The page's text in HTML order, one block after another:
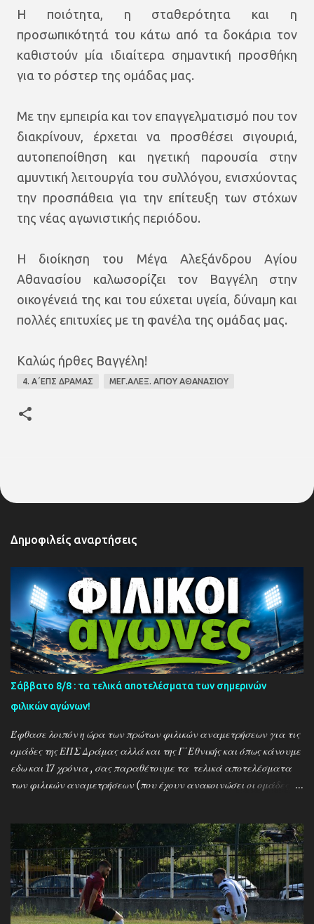
Η ποιότητα, η σταθερότητα και η
προσωπικότητά του κάτω από τα δοκάρια τον
καθιστούν μία ιδιαίτερα σημαντική προσθήκη
για το ρόστερ της ομάδας μας.
Με την εμπειρία και τον επαγγελματισμό που τον
διακρίνουν, έρχεται να προσθέσει σιγουριά,
αυτοπεποίθηση και ηγετική παρουσία στην
αμυντική λειτουργία του συλλόγου, ενισχύοντας
την προσπάθεια για την επίτευξη των στόχων
της νέας αγωνιστικής περιόδου.
Η διοίκηση του Μέγα Αλεξάνδρου Αγίου
Αθανασίου καλωσορίζει τον Βαγγέλη στην
οικογένειά της και του εύχεται υγεία, δύναμη και
πολλές επιτυχίες με τη φανέλα της ομάδας μας.
Καλώς ήρθες Βαγγέλη!
4. Α΄ΕΠΣ ΔΡΑΜΑΣ ΜΕΓ.ΑΛΕΞ. ΑΓΙΟΥ ΑΘΑΝΑΣΙΟΥ
Δημοφιλείς αναρτήσεις
Σάββατο 8/8 : τα τελικά αποτελέσματα των σημερινών
φιλικών αγώνων!
Έφθασε λοιπόν η ώρα των πρώτων φιλικών αναμετρήσεων για τις
ομάδες της ΕΠΣ Δράμας αλλά και της Γ΄Εθνικής και όπως κάνουμε
εδω και 17 χρόνια , σας παραθέτουμε τα τελικά αποτελέσματα
των φιλικών αναμετρήσεων (που έχουν ανακοινώσει οι ομάδες) ....
Ξηροποτάμος - Νευροκοπι 2-2 Α.Ο. Καβάλα - Αγ. Αθανάσιος 5-1
Μαυρόβατος - Αμπελοκηποι 0-2 Κ17 ΠΑΟΚ - Προσοτσάνη 2-1
(7/8) ------------------------------------------------------
--------- Ν. Αμισος - Νεοχώρι Σερρών 3-0